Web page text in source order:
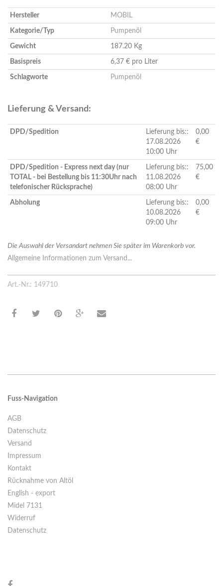
Hersteller MOBIL
Kategorie/Typ Pumpenöl
Gewicht 187.20 Kg
Basispreis 6,37 € pro Liter
Schlagworte Pumpenöl
Lieferung & Versand:
DPD/Spedition
Lieferung bis::
17.08.2026
10:00 Uhr
0,00
€
DPD/Spedition - Express next day (nur
TOTAL - bei Bestellung bis 11:30Uhr nach
telefonischer Rücksprache)
Lieferung bis::
11.08.2026
08:00 Uhr
75,00
€
Abholung
Lieferung bis::
10.08.2026
09:00 Uhr
0,00
€
Die Auswahl der Versandart nehmen Sie später im Warenkorb vor.
Allgemeine Informationen zum Versand...
Art.-Nr.: 149710
Fuss-Navigation
AGB
Datenschutz
Versand
Impressum
Kontakt
Rücknahme von Altöl
English - export
Midel 7131
Widerruf
Datenschutz